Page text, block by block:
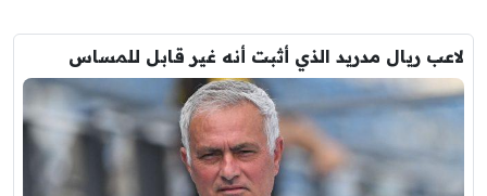
لاعب ريال مدريد الذي أثبت أنه غير قابل للمساس